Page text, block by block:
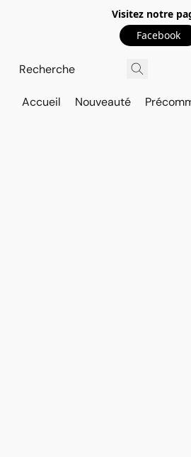
Visitez notre
Facebook
Accueil Nouveauté